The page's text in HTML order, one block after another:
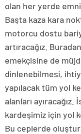
olan her yerde
Başta kaza kara
motorcu dostu
artıracağız.
emekçisine de
dinlenebilmesi,
yapılacak tüm yol
alanları
kardeşimiz için yol
Bu ceplerde